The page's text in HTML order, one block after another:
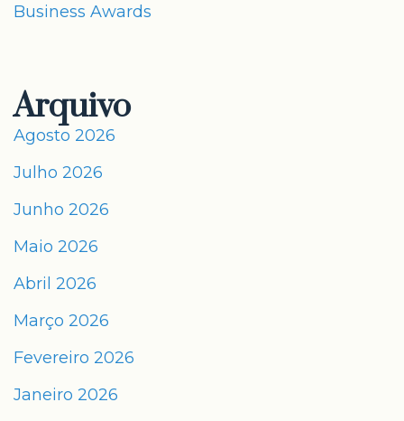
Business Awards
Arquivo
Agosto 2026
Julho 2026
Junho 2026
Maio 2026
Abril 2026
Março 2026
Fevereiro 2026
Janeiro 2026